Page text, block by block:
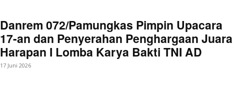
Danrem 072/Pamungkas Pimpin Upacara
17-an dan Penyerahan Penghargaan Juara
Harapan I Lomba Karya Bakti TNI AD
17 Juni 2026